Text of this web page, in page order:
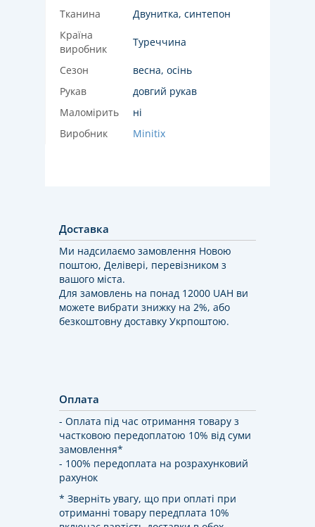
Тканина
Двунитка, синтепон
Країна
виробник
Туреччина
Сезон
весна, осінь
Рукав
довгий рукав
Маломірить
ні
Виробник
Minitix
Доставка
Ми надсилаємо замовлення Новою
поштою, Делівері, перевізником з
вашого міста.
Для замовлень на понад 12000 UAH ви
можете вибрати знижку на 2%, або
безкоштовну доставку Укрпоштою.
Оплата
- Оплата під час отримання товару з
частковою передоплатою 10% від суми
замовлення*
- 100% передоплата на розрахунковий
рахунок
* Зверніть увагу, що при оплаті при
отриманні товару передплата 10%